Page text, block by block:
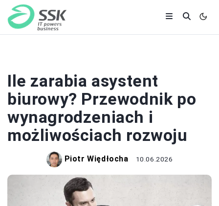
Ile zarabia asystent
biurowy? Przewodnik po
wynagrodzeniach i
możliwościach rozwoju
Piotr Więdłocha 10.06.2026